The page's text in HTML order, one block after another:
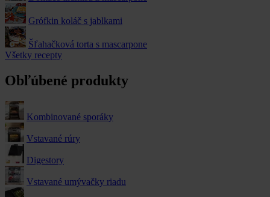
Grófkin koláč s jablkami
Šľahačková torta s mascarpone
Všetky recepty
Obľúbené produkty
Kombinované sporáky
Vstavané rúry
Digestory
Vstavané umývačky riadu